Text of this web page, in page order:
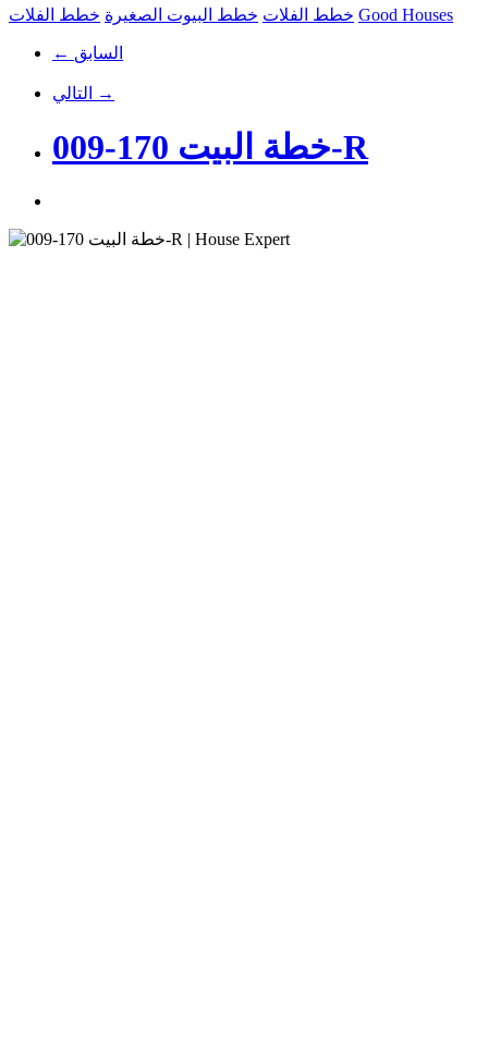
خطط الفلات خطط البيوت الصغيرة خطط الفلات Good Houses
← السابق
التالي →
خطة البيت 170-009-R